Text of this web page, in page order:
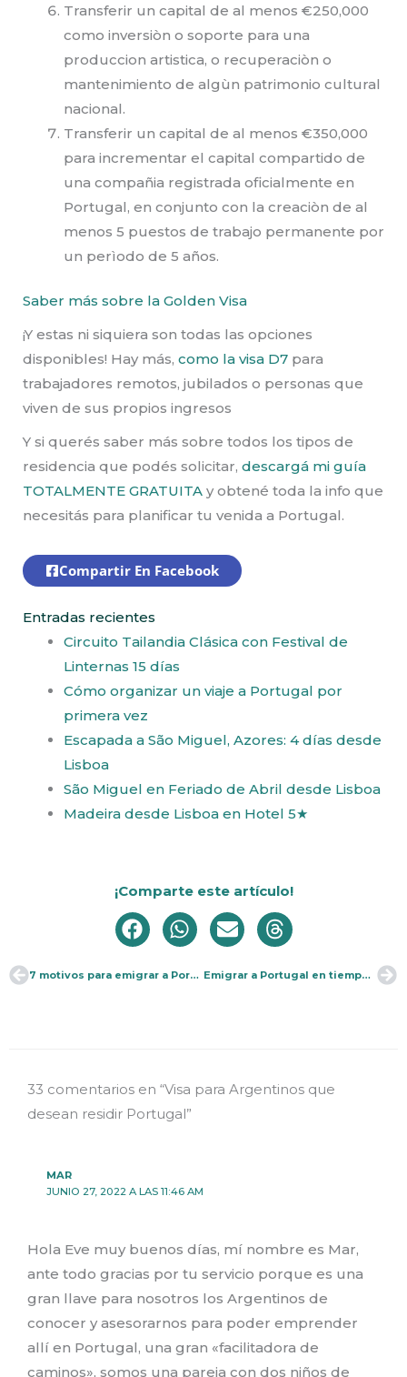
Transferir un capital de al menos €250,000
como inversiòn o soporte para una
produccion artistica, o recuperaciòn o
mantenimiento de algùn patrimonio cultural
nacional.
Transferir un capital de al menos €350,000
para incrementar el capital compartido de
una compañia registrada oficialmente en
Portugal, en conjunto con la creaciòn de al
menos 5 puestos de trabajo permanente por
un perìodo de 5 años.
Saber más sobre la Golden Visa
¡Y estas ni siquiera son todas las opciones
disponibles! Hay más, como la visa D7 para
trabajadores remotos, jubilados o personas que
viven de sus propios ingresos
Y si querés saber más sobre todos los tipos de
residencia que podés solicitar, descargá mi guía
TOTALMENTE GRATUITA y obtené toda la info que
necesitás para planificar tu venida a Portugal.
Compartir En Facebook
Entradas recientes
Circuito Tailandia Clásica con Festival de
Linternas 15 días
Cómo organizar un viaje a Portugal por
primera vez
Escapada a São Miguel, Azores: 4 días desde
Lisboa
São Miguel en Feriado de Abril desde Lisboa
Madeira desde Lisboa en Hotel 5★
¡Comparte este artículo!
Ant 7 motivos para emigrar a Portugal Emigrar a Portugal en tiempos de coronavirus
33 comentarios en “Visa para Argentinos que
desean residir Portugal”
MAR
JUNIO 27, 2022 A LAS 11:46 AM
Hola Eve muy buenos días, mí nombre es Mar,
ante todo gracias por tu servicio porque es una
gran llave para nosotros los Argentinos de
conocer y asesorarnos para poder emprender
allí en Portugal, una gran «facilitadora de
caminos», somos una pareja con dos niños de